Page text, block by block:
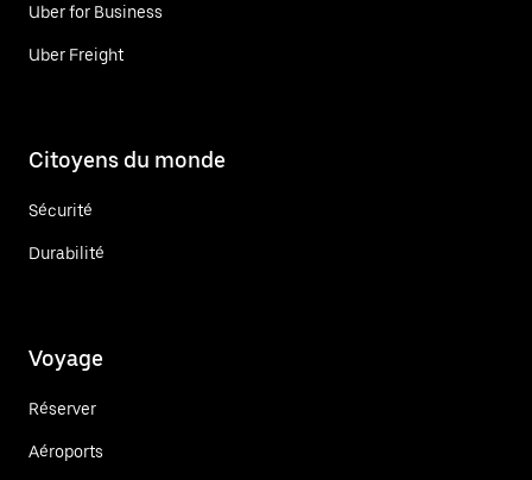
Uber for Business
Uber Freight
Citoyens du monde
Sécurité
Durabilité
Voyage
Réserver
Aéroports